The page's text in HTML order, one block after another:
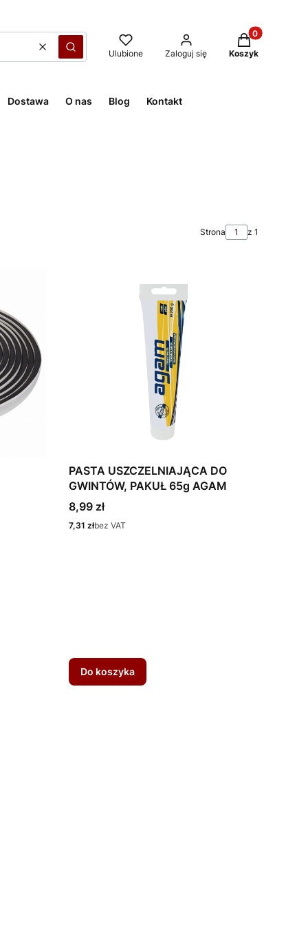
WyczyśćSzukaj Ulubione Zaloguj się
Produkty w
Koszyk
Dostawa O nas Blog Kontakt
Strona z 1
PASTA USZCZELNIAJĄCA DO
GWINTÓW, PAKUŁ 65g AGAM
Cena
8,99 zł
Cena
7,31 złbez VAT
Do koszyka